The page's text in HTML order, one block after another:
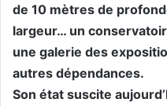
de 10 mètres de
largeur… un
une galerie des
autres dépendances.
Son état suscite